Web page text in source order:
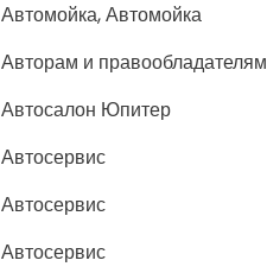
Автомойка, Автомойка
Авторам и правообладателям
Автосалон Юпитер
Автосервис
Автосервис
Автосервис